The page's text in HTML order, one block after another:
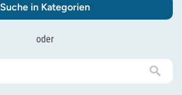
Suche in Kategorien
oder